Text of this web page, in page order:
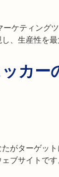
ケティング
、生産性を最
カー
がターゲッ
ブサイトです